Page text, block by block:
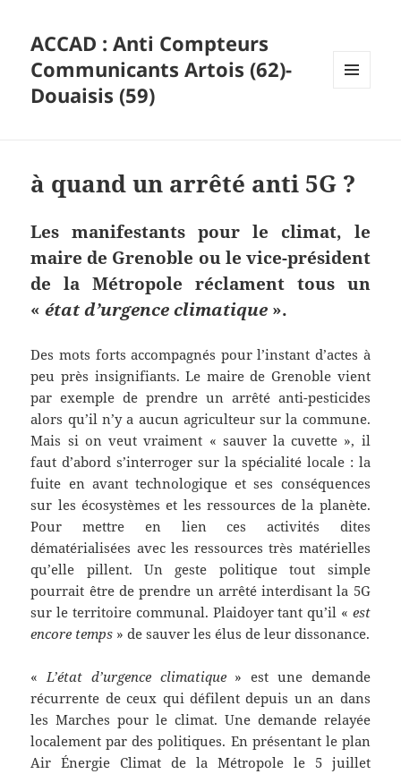
ACCAD : Anti Compteurs
Communicants Artois (62)-
Douaisis (59)
à quand un arrêté anti 5G ?
Les manifestants pour le climat, le
maire de Grenoble ou le vice-président
de la Métropole réclament tous un
«état d’urgence climatique ».
Des mots forts accompagnés pour l’instant d’actes à
peu près insignifiants. Le maire de Grenoble vient
par exemple de prendre un arrêté anti-pesticides
alors qu’il n’y a aucun agriculteur sur la commune.
Mais si on veut vraiment « sauver la cuvette », il
faut d’abord s’interroger sur la spécialité locale : la
fuite en avant technologique et ses conséquences
sur les écosystèmes et les ressources de la planète.
Pour mettre en lien ces activités dites
dématérialisées avec les ressources très matérielles
qu’elle pillent. Un geste politique tout simple
pourrait être de prendre un arrêté interdisant la 5G
sur le territoire communal. Plaidoyer tant qu’il « est
encore temps » de sauver les élus de leur dissonance.
«L’état d’urgence climatique» est une demande
récurrente de ceux qui défilent depuis un an dans
les Marches pour le climat. Une demande relayée
localement par des politiques. En présentant le plan
Air Énergie Climat de la Métropole le 5 juillet